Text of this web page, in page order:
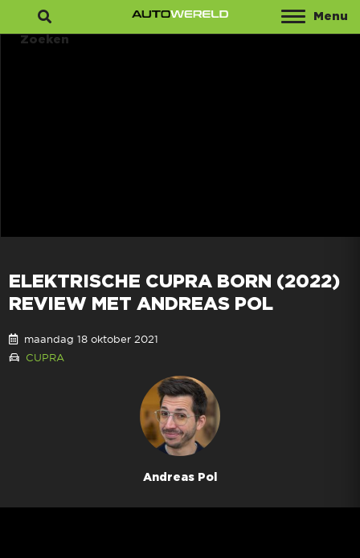
Menu
Zoeken
ELEKTRISCHE CUPRA BORN (2022)
REVIEW MET ANDREAS POL
maandag 18 oktober 2021
CUPRA
Andreas Pol